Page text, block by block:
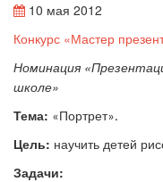
10 мая 2012
Конкурс «Мастер
Номинация
школе»
Тема: «Портрет».
Цель: научить детей
Задачи: